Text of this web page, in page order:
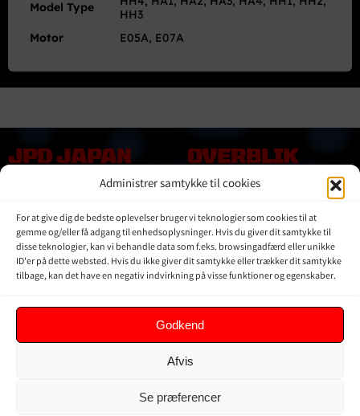
Administrer samtykke til cookies
For at give dig de bedste oplevelser bruger vi teknologier som cookies til at
gemme og/eller få adgang til enhedsoplysninger. Hvis du giver dit samtykke til
disse teknologier, kan vi behandle data som f.eks. browsingadfærd eller unikke
ID'er på dette websted. Hvis du ikke giver dit samtykke eller trækker dit samtykke
tilbage, kan det have en negativ indvirkning på visse funktioner og egenskaber.
Godkend
Afvis
Se præferencer
Model Type
HH3
Motor
E05A, E07A
JPD JAPAN
DENMARK
Kontakt Os
Om JPD Japan Denmark
Handelsbetingelser
Privat Politik
OVERBLIK
Online shop
Vores Mærker